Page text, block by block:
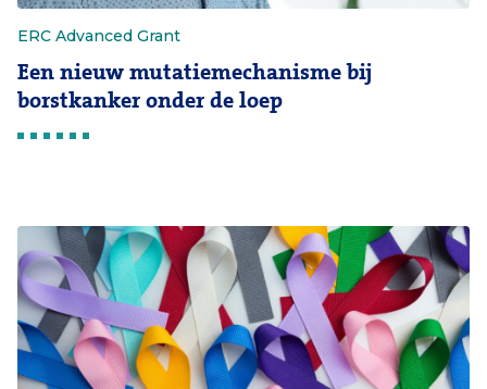
ERC Advanced Grant
Een nieuw mutatiemechanisme bij
borstkanker onder de loep